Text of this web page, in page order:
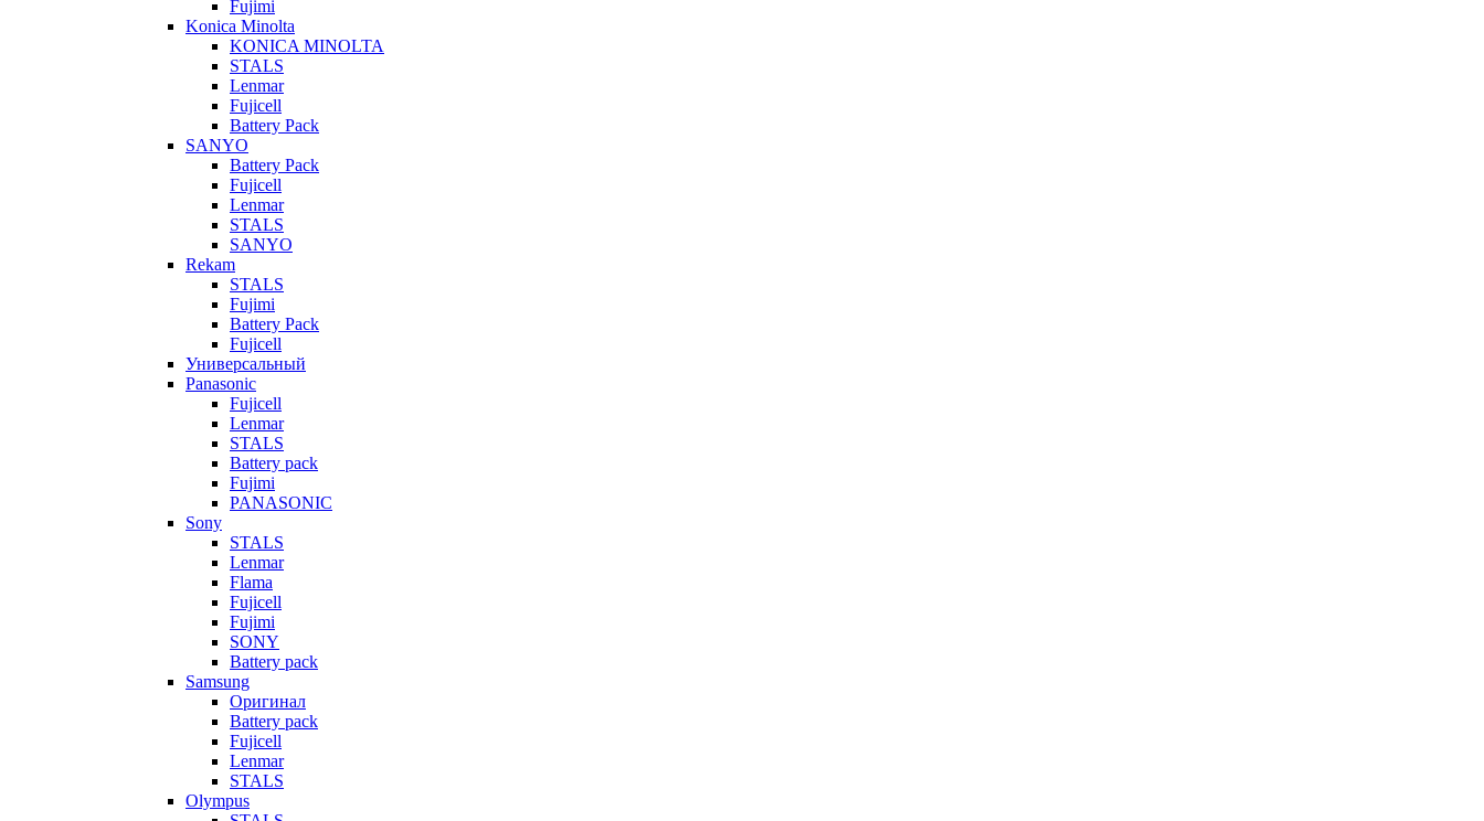
Fujimi
Konica Minolta
KONICA MINOLTA
STALS
Lenmar
Fujicell
Battery Pack
SANYO
Battery Pack
Fujicell
Lenmar
STALS
SANYO
Rekam
STALS
Fujimi
Battery Pack
Fujicell
Универсальный
Panasonic
Fujicell
Lenmar
STALS
Battery pack
Fujimi
PANASONIC
Sony
STALS
Lenmar
Flama
Fujicell
Fujimi
SONY
Battery pack
Samsung
Оригинал
Battery pack
Fujicell
Lenmar
STALS
Olympus